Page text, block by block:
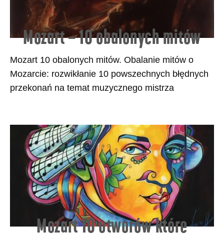
Mozart – 10 obalonych mitów
Mozart 10 obalonych mitów. Obalanie mitów o
Mozarcie: rozwikłanie 10 powszechnych błędnych
przekonań na temat muzycznego mistrza
Mozart 10 utworów które